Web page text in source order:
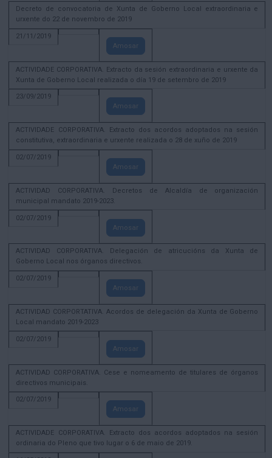
Decreto de convocatoria de Xunta de Goberno Local extraordinaria e
urxente do 22 de novembro de 2019
21/11/2019
Amosar
ACTIVIDADE CORPORATIVA. Extracto da sesión extraordinaria e urxente da
Xunta de Goberno Local realizada o día 19 de setembro de 2019
23/09/2019
Amosar
ACTIVIDADE CORPORATIVA. Extracto dos acordos adoptados na sesión
constitutiva, extraordinaria e urxente realizada o 28 de xuño de 2019
02/07/2019
Amosar
ACTIVIDAD CORPORATIVA. Decretos de Alcaldía de organización
municipal mandato 2019-2023.
02/07/2019
Amosar
ACTIVIDAD CORPORATIVA. Delegación de atricucións da Xunta de
Goberno Local nos órganos directivos.
02/07/2019
Amosar
ACTIVIDAD CORPORTATIVA. Acordos de delegación da Xunta de Goberno
Local mandato 2019-2023
02/07/2019
Amosar
ACTIVIDAD CORPORATIVA. Cese e nomeamento de titulares de órganos
directivos municipais.
02/07/2019
Amosar
ACTIVIDADE CORPORATIVA. Extracto dos acordos adoptados na sesión
ordinaria do Pleno que tivo lugar o 6 de maio de 2019.